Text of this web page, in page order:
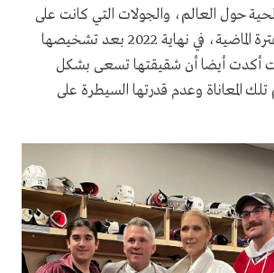
حول العالم، والجولات التي كانت على
جدول أعمالها في الفترة الماضية، في نهاية 2022 بعد تشخيصها
أكدت أيضا أن شقيقتها تسعى بشكل
المعاناة وعدم قدرتها السيطرة على